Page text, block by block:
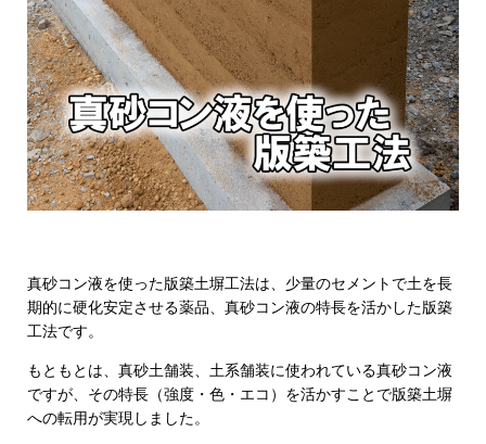
真砂コン液を使った版築土塀工法は、少量のセメントで土を長
期的に硬化安定させる薬品、真砂コン液の特長を活かした版築
工法です。
もともとは、真砂土舗装、土系舗装に使われている真砂コン液
ですが、その特長（強度・色・エコ）を活かすことで版築土塀
への転用が実現しました。